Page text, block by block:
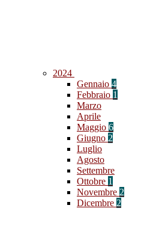
2024
Gennaio 4
Febbraio 1
Marzo
Aprile
Maggio 6
Giugno 2
Luglio
Agosto
Settembre
Ottobre 1
Novembre 2
Dicembre 2